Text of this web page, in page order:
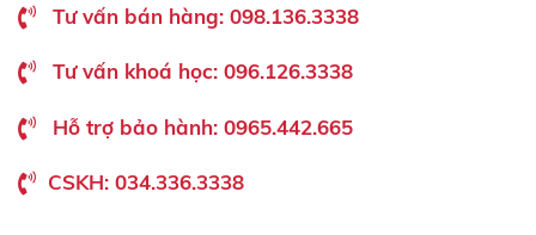
Tư vấn bán hàng: 098.136.3338
Tư vấn khoá học: 096.126.3338
Hỗ trợ bảo hành: 0965.442.665
CSKH: 034.336.3338